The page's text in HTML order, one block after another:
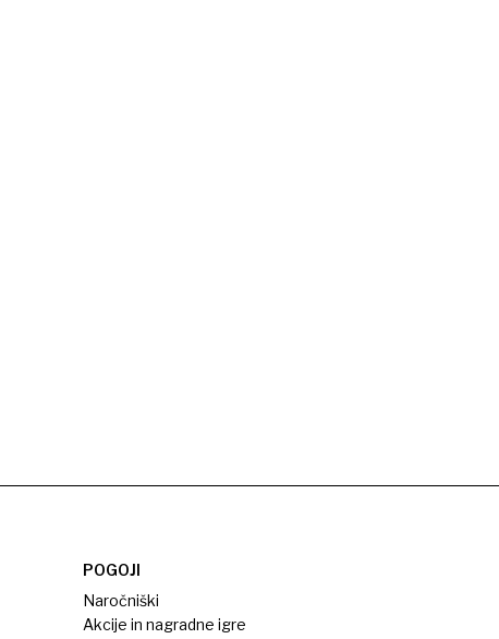
POGOJI
Naročniški
Akcije in nagradne igre